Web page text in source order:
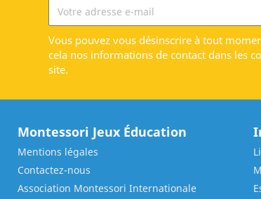
Vous pouvez vous désinscrire à tout
cela nos informations de contact dans les
site.
Montessori Jeux Éducation
Mentions légales
Contactez-nous
Association Montessori Internationale